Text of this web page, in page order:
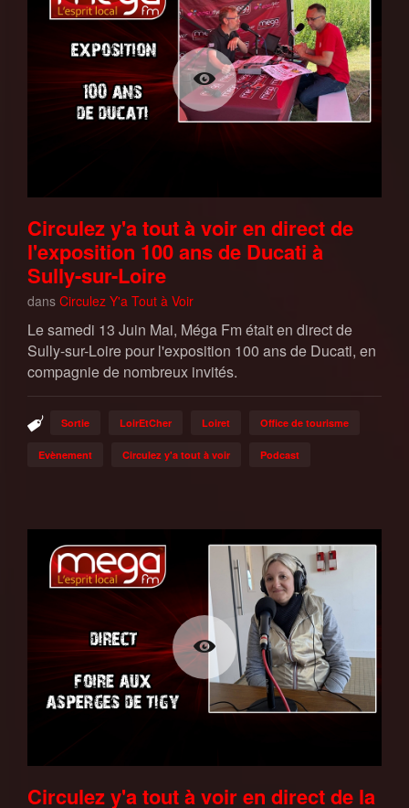
Circulez y'a tout à voir en direct de
l'exposition 100 ans de Ducati à
Sully-sur-Loire
dans Circulez Y'a Tout à Voir
Le samedi 13 Juin Mai, Méga Fm était en direct de
Sully-sur-Loire pour l'exposition 100 ans de Ducati, en
compagnie de nombreux invités.
Sortie LoirEtCher Loiret Office de tourisme
Evènement Circulez y'a tout à voir Podcast
Circulez y'a tout à voir en direct de la